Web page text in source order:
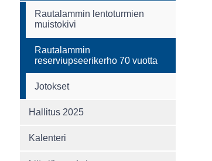
Rautalammin lentoturmien
muistokivi
Rautalammin
reserviupseerikerho 70 vuotta
Jotokset
Hallitus 2025
Kalenteri